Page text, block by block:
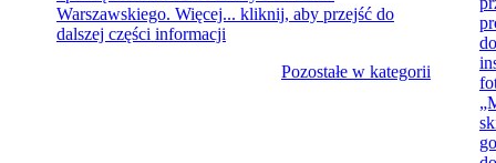
Warszawskiego. Więcej... kliknij, aby przejść do
dalszej części informacji
Pozostałe w kategorii